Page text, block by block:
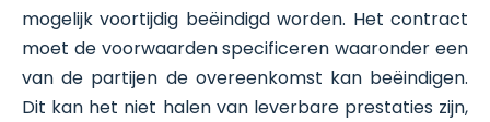
mogelijk voortijdig beëindigd worden. Het contract
moet de voorwaarden specificeren waaronder een
van de partijen de overeenkomst kan beëindigen.
Dit kan het niet halen van leverbare prestaties zijn,